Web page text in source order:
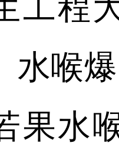
工程
水喉
果水